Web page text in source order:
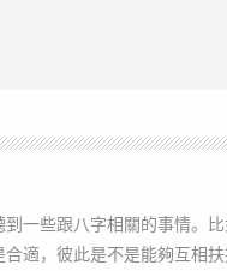
一些跟八字相關的事情。
適，彼此是不是能夠互相